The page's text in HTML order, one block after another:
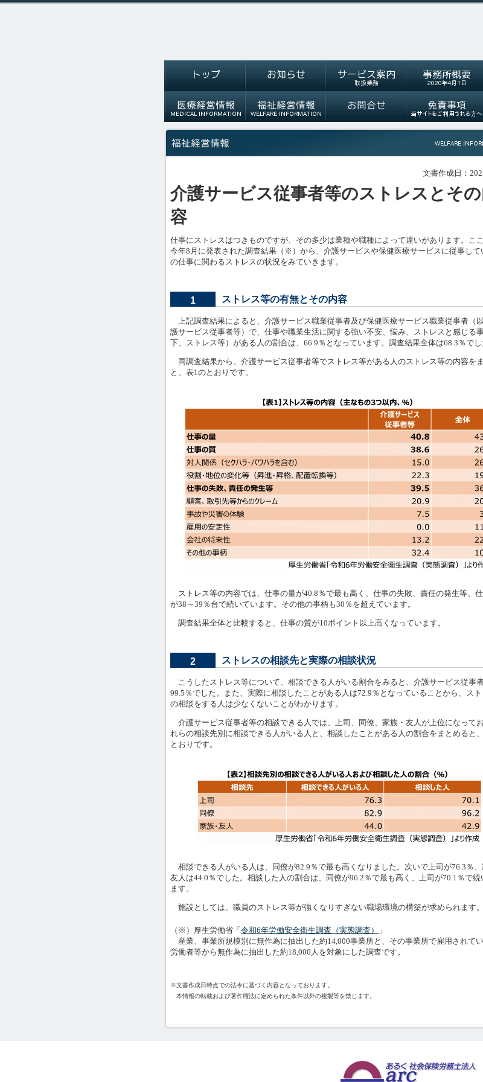
文書作成日：
介護サービス従事者等のストレスとそ
容
仕事にストレスはつきものですが、その多少は業種や職種によって違いがあります。ここ
今年8月に発表された調査結果（※）から、介護サービスや保健医療サービスに従事して
の仕事に関わるストレスの状況をみていきます。
1 ストレス等の有無とその内容
上記調査結果によると、介護サービス職業従事者及び保健医療サービス職業従事者（
護サービス従事者等）で、仕事や職業生活に関する強い不安、悩み、ストレスと感じる
下、ストレス等）がある人の割合は、66.9％となっています。調査結果全体は68.3％でし
同調査結果から、介護サービス従事者等でストレス等がある人のストレス等の内容を
と、表1のとおりです。
ストレス等の内容では、仕事の量が40.8％で最も高く、仕事の失敗、責任の発生等、
が38～39％台で続いています。その他の事柄も30％を超えています。
調査結果全体と比較すると、仕事の質が10ポイント以上高くなっています。
2 ストレスの相談先と実際の相談状況
こうしたストレス等について、相談できる人がいる割合をみると、介護サービス従事
99.5％でした。また、実際に相談したことがある人は72.9％となっていることから、ス
の相談をする人は少なくないことがわかります。
介護サービス従事者等の相談できる人では、上司、同僚、家族・友人が上位になって
れらの相談先別に相談できる人がいる人と、相談したことがある人の割合をまとめると
とおりです。
相談できる人がいる人は、同僚が82.9％で最も高くなりました。次いで上司が76.3％、
友人は44.0％でした。相談した人の割合は、同僚が96.2％で最も高く、上司が70.1％で続
ます。
施設としては、職員のストレス等が強くなりすぎない職場環境の構築が求められます。
（※）厚生労働省「 令和6年労働安全衛生調査（実態調査）
」
産業、事業所規模別に無作為に抽出した約14,000事業所と、その事業所で雇用されて
労働者等から無作為に抽出した約18,000人を対象にした調査です。
※文書作成日時点での法令に基づく内容となっております。
本情報の転載および著作権法に定められた条件以外の複製等を禁じます。